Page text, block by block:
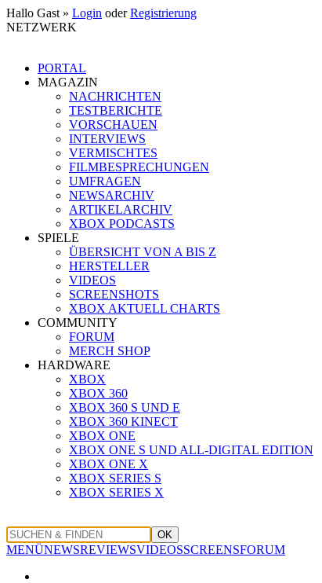
Hallo Gast » Login oderRegistrierung
NETZWERK
PORTAL
MAGAZIN
NACHRICHTEN
TESTBERICHTE
VORSCHAUEN
INTERVIEWS
VERMISCHTES
FILMBESPRECHUNGEN
UMFRAGEN
NEWSARCHIV
ARTIKELARCHIV
XBOX PODCASTS
SPIELE
ÜBERSICHT VON A BIS Z
HERSTELLER
VIDEOS
SCREENSHOTS
XBOX AKTUELL CHARTS
COMMUNITY
FORUM
MERCH SHOP
HARDWARE
XBOX
XBOX 360
XBOX 360 S UND E
XBOX 360 KINECT
XBOX ONE
XBOX ONE S UND ALL-DIGITAL EDITION
XBOX ONE X
XBOX SERIES S
XBOX SERIES X
OK
MENÜNEWSREVIEWSVIDEOSSCREENSFORUM